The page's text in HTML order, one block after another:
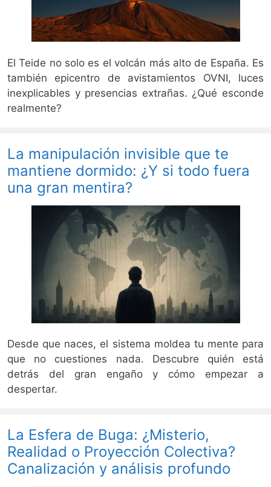
El Teide no solo es el volcán más alto de España. Es
también epicentro de avistamientos OVNI, luces
inexplicables y presencias extrañas. ¿Qué esconde
realmente?
La manipulación invisible que te
mantiene dormido: ¿Y si todo fuera
una gran mentira?
Desde que naces, el sistema moldea tu mente para
que no cuestiones nada. Descubre quién está
detrás del gran engaño y cómo empezar a
despertar.
La Esfera de Buga: ¿Misterio,
Realidad o Proyección Colectiva?
Canalización y análisis profundo